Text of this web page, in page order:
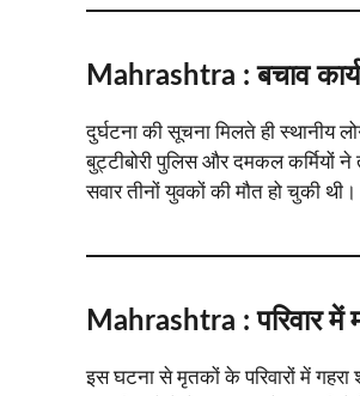
Mahrashtra :बचाव
दुर्घटना की सूचना मिलते ही स्थानीय
बुट्टीबोरी पुलिस और दमकल कर्मियों
सवार तीनों युवकों की मौत हो चुकी थी।
Mahrashtra :परिवार में
इस घटना से मृतकों के परिवारों में